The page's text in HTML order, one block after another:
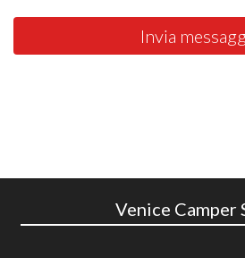
Invia
Venice Camper